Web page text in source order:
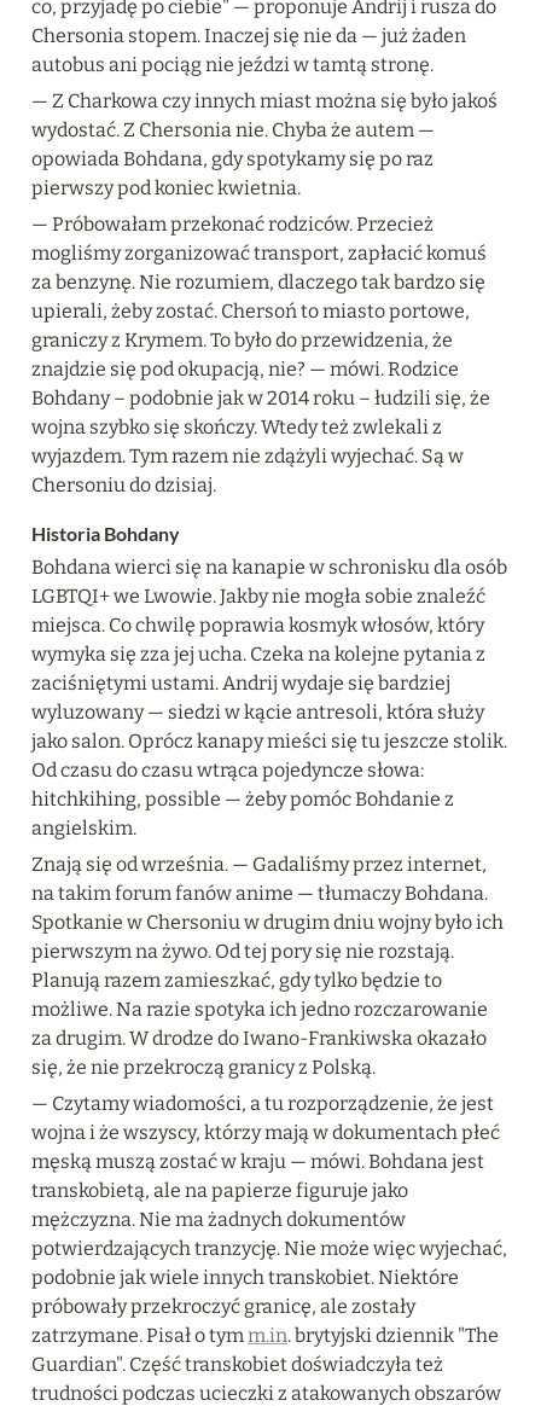
co, przyjadę po ciebie" — proponuje Andrij i rusza do
Chersonia stopem. Inaczej się nie da — już żaden
autobus ani pociąg nie jeździ w tamtą stronę.
— Z Charkowa czy innych miast można się było jakoś
wydostać. Z Chersonia nie. Chyba że autem —
opowiada Bohdana, gdy spotykamy się po raz
pierwszy pod koniec kwietnia.
— Próbowałam przekonać rodziców. Przecież
mogliśmy zorganizować transport, zapłacić komuś
za benzynę. Nie rozumiem, dlaczego tak bardzo się
upierali, żeby zostać. Chersoń to miasto portowe,
graniczy z Krymem. To było do przewidzenia, że
znajdzie się pod okupacją, nie? — mówi. Rodzice
Bohdany – podobnie jak w 2014 roku – łudzili się, że
wojna szybko się skończy. Wtedy też zwlekali z
wyjazdem. Tym razem nie zdążyli wyjechać. Są w
Chersoniu do dzisiaj.
Historia Bohdany
Bohdana wierci się na kanapie w schronisku dla osób
LGBTQI+ we Lwowie. Jakby nie mogła sobie znaleźć
miejsca. Co chwilę poprawia kosmyk włosów, który
wymyka się zza jej ucha. Czeka na kolejne pytania z
zaciśniętymi ustami. Andrij wydaje się bardziej
wyluzowany — siedzi w kącie antresoli, która służy
jako salon. Oprócz kanapy mieści się tu jeszcze stolik.
Od czasu do czasu wtrąca pojedyncze słowa:
hitchkihing, possible — żeby pomóc Bohdanie z
angielskim.
Znają się od września. — Gadaliśmy przez internet,
na takim forum fanów anime — tłumaczy Bohdana.
Spotkanie w Chersoniu w drugim dniu wojny było ich
pierwszym na żywo. Od tej pory się nie rozstają.
Planują razem zamieszkać, gdy tylko będzie to
możliwe. Na razie spotyka ich jedno rozczarowanie
za drugim. W drodze do Iwano-Frankiwska okazało
się, że nie przekroczą granicy z Polską.
— Czytamy wiadomości, a tu rozporządzenie, że jest
wojna i że wszyscy, którzy mają w dokumentach płeć
męską muszą zostać w kraju — mówi. Bohdana jest
transkobietą, ale na papierze figuruje jako
mężczyzna. Nie ma żadnych dokumentów
potwierdzających tranzycję. Nie może więc wyjechać,
podobnie jak wiele innych transkobiet. Niektóre
próbowały przekroczyć granicę, ale zostały
zatrzymane. Pisał o tym m.in. brytyjski dziennik "The
Guardian". Część transkobiet doświadczyła też
trudności podczas ucieczki z atakowanych obszarów